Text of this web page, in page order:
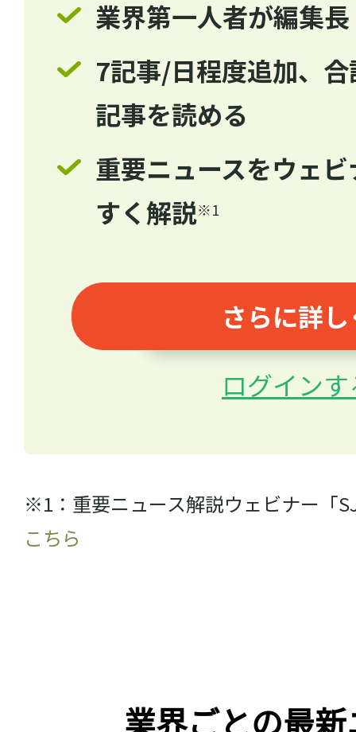
業界第一人者が編集長
7記事/日程度追加、
記事を読める
重要ニュースをウェ
すく解説※1
さらに詳
ログイン
※1：重要ニュース解説ウェビナー「
こちら
業界ごとの最